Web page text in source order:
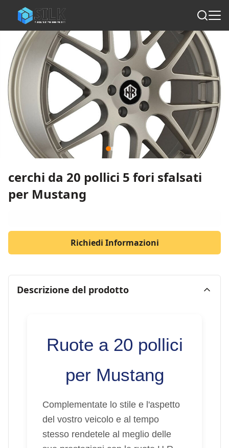
cerchi da 20 pollici 5 fori sfalsati
per Mustang
Richiedi Informazioni
Descrizione del prodotto
Ruote a 20 pollici
per Mustang
Complementate lo stile e l'aspetto
del vostro veicolo e al tempo
stesso rendetele al meglio delle